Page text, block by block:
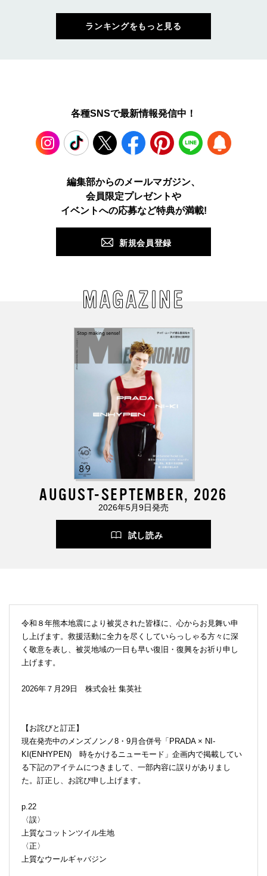
ランキングをもっと見る
各種SNSで最新情報発信中！
TikTok Facebook Pinterest LINE
編集部からのメールマガジン、
会員限定プレゼントや
イベントへの応募など特典が満載!
新規会員登録
MAGAZINE
AUGUST-SEPTEMBER, 2026
2026年5月9日発売
試し読み
令和８年熊本地震により被災された皆様に、心からお見舞い申
し上げます。救援活動に全力を尽くしていらっしゃる方々に深
く敬意を表し、被災地域の一日も早い復旧・復興をお祈り申し
上げます。
2026年７月29日 株式会社 集英社
【お詫びと訂正】
現在発売中のメンズノンノ8・9月合併号「PRADA × NI-
KI(ENHYPEN) 時をかけるニューモード」企画内で掲載してい
る下記のアイテムにつきまして、一部内容に誤りがありまし
た。訂正し、お詫び申し上げます。
p.22
〈誤〉
上質なコットンツイル生地
〈正〉
上質なウールギャバジン